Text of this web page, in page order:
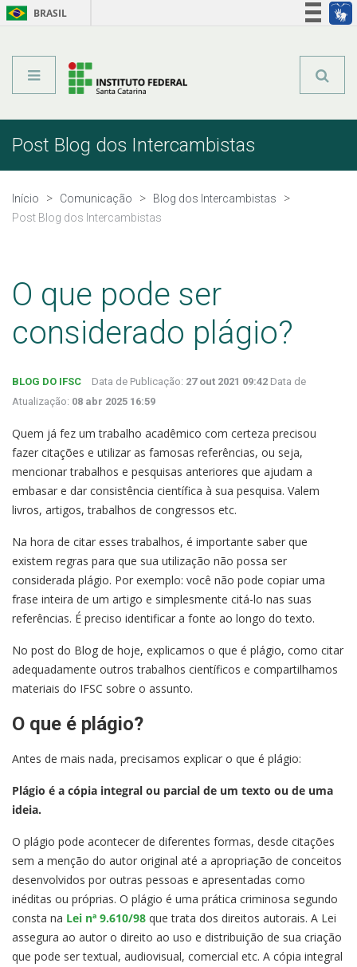
BRASIL
Post Blog dos Intercambistas
Início Comunicação
Blog dos Intercambistas
Post Blog dos Intercambistas
O que pode ser
considerado plágio?
BLOG DO IFSC Data de Publicação: 27 out 2021 09:42 Data de
Atualização: 08 abr 2025 16:59
Quem já fez um trabalho acadêmico com certeza precisou
fazer citações e utilizar as famosas referências, ou seja,
mencionar trabalhos e pesquisas anteriores que ajudam a
embasar e dar consistência científica à sua pesquisa. Valem
livros, artigos, trabalhos de congressos etc.
Na hora de citar esses trabalhos, é importante saber que
existem regras para que sua utilização não possa ser
considerada plágio. Por exemplo: você não pode copiar uma
frase inteira de um artigo e simplesmente citá-lo nas suas
referências. É preciso identificar a fonte ao longo do texto.
No post do Blog de hoje, explicamos o que é plágio, como citar
adequadamente outros trabalhos científicos e compartilhamos
materiais do IFSC sobre o assunto.
O que é plágio?
Antes de mais nada, precisamos explicar o que é plágio:
Plágio é a cópia integral ou parcial de um texto ou de uma
ideia.
O plágio pode acontecer de diferentes formas, desde citações
sem a menção do autor original até a apropriação de conceitos
desenvolvidos por outras pessoas e apresentadas como
inéditas ou próprias. O plágio é uma prática criminosa segundo
consta na Lei nª 9.610/98 que trata dos direitos autorais. A Lei
assegura ao autor o direito ao uso e distribuição de sua criação
que pode ser textual, audiovisual, comercial etc. A cópia integral